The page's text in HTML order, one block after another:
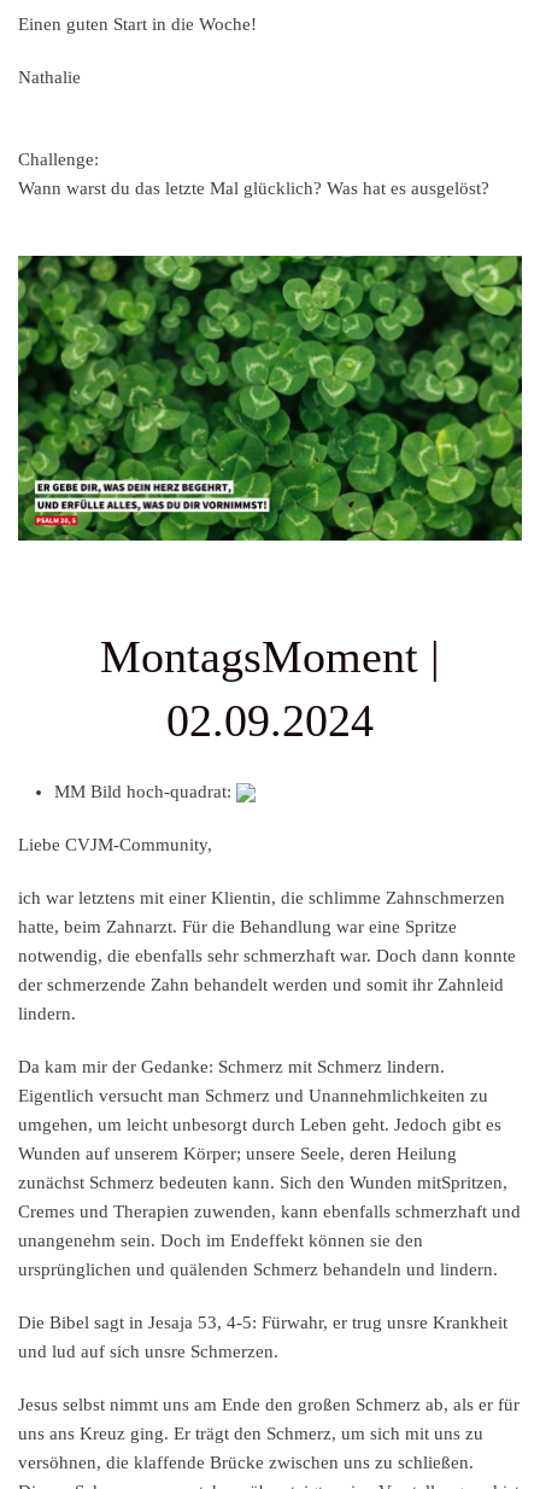
Einen guten Start in die Woche!
Nathalie
Challenge:
Wann warst du das letzte Mal glücklich? Was hat es ausgelöst?
MontagsMoment |
02.09.2024
MM Bild hoch-quadrat:
Liebe CVJM-Community,
ich war letztens mit einer Klientin, die schlimme Zahnschmerzen
hatte, beim Zahnarzt. Für die Behandlung war eine Spritze
notwendig, die ebenfalls sehr schmerzhaft war. Doch dann konnte
der schmerzende Zahn behandelt werden und somit ihr Zahnleid
lindern.
Da kam mir der Gedanke: Schmerz mit Schmerz lindern.
Eigentlich versucht man Schmerz und Unannehmlichkeiten zu
umgehen, um leicht unbesorgt durch Leben geht. Jedoch gibt es
Wunden auf unserem Körper; unsere Seele, deren Heilung
zunächst Schmerz bedeuten kann. Sich den Wunden mitSpritzen,
Cremes und Therapien zuwenden, kann ebenfalls schmerzhaft und
unangenehm sein. Doch im Endeffekt können sie den
ursprünglichen und quälenden Schmerz behandeln und lindern.
Die Bibel sagt in Jesaja 53, 4-5: Fürwahr, er trug unsre Krankheit
und lud auf sich unsre Schmerzen.
Jesus selbst nimmt uns am Ende den großen Schmerz ab, als er für
uns ans Kreuz ging. Er trägt den Schmerz, um sich mit uns zu
versöhnen, die klaffende Brücke zwischen uns zu schließen.